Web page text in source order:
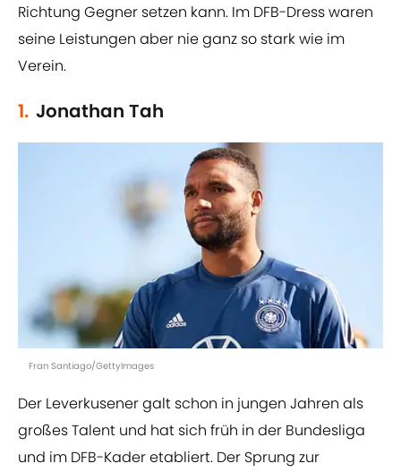
Richtung Gegner setzen kann. Im DFB-Dress waren
seine Leistungen aber nie ganz so stark wie im
Verein.
1. Jonathan Tah
Fran Santiago/GettyImages
Der Leverkusener galt schon in jungen Jahren als
großes Talent und hat sich früh in der Bundesliga
und im DFB-Kader etabliert. Der Sprung zur